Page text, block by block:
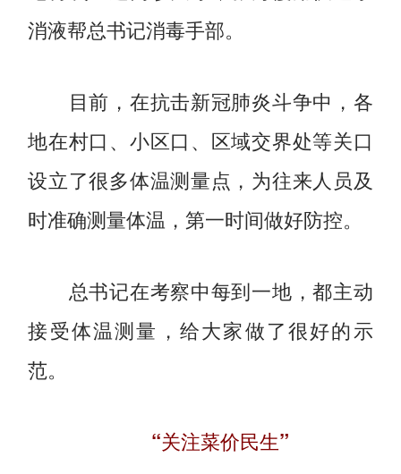
消液帮总书记消毒手部。
目前，在抗击新冠肺炎斗争中，各
地在村口、小区口、区域交界处等关口
设立了很多体温测量点，为往来人员及
时准确测量体温，第一时间做好防控。
总书记在考察中每到一地，都主动
接受体温测量，给大家做了很好的示
范。
“关注菜价民生”